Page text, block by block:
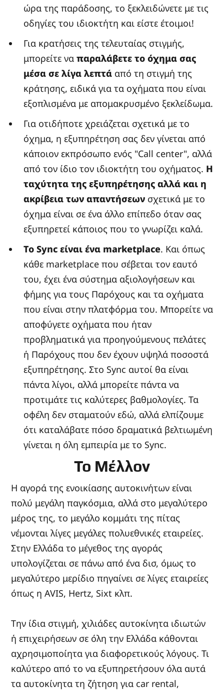
ώρα της παράδοσης, το ξεκλειδώνετε με τις
οδηγίες του ιδιοκτήτη και είστε έτοιμοι!
Για κρατήσεις της τελευταίας στιγμής,
μπορείτε να παραλάβετε το όχημα σας
μέσα σε λίγα λεπτάαπό τη στιγμή της
κράτησης, ειδικά για τα οχήματα που είναι
εξοπλισμένα με απομακρυσμένο ξεκλείδωμα.
Για οτιδήποτε χρειάζεται σχετικά με το
όχημα, η εξυπηρέτηση σας δεν γίνεται από
κάποιον εκπρόσωπο ενός "Call center", αλλά
από τον ίδιο τον ιδιοκτήτη του οχήματος. Η
ταχύτητα της εξυπηρέτησης αλλά και η
ακρίβεια των απαντήσεωνσχετικά με το
όχημα είναι σε ένα άλλο επίπεδο όταν σας
εξυπηρετεί κάποιος που το γνωρίζει καλά.
Το Sync είναι ένα marketplace. Και όπως
κάθε marketplace που σέβεται τον εαυτό
του, έχει ένα σύστημα αξιολογήσεων και
φήμης για τους Παρόχους και τα οχήματα
που είναι στην πλατφόρμα του. Μπορείτε να
αποφύγετε οχήματα που ήταν
προβληματικά για προηγούμενους πελάτες
ή Παρόχους που δεν έχουν υψηλά ποσοστά
εξυπηρέτησης. Στο Sync αυτοί θα είναι
πάντα λίγοι, αλλά μπορείτε πάντα να
προτιμάτε τις καλύτερες βαθμολογίες. Τα
οφέλη δεν σταματούν εδώ, αλλά ελπίζουμε
ότι καταλάβατε πόσο δραματικά βελτιωμένη
γίνεται η όλη εμπειρία με το Sync.
Το Μέλλον
Η αγορά της ενοικίασης αυτοκινήτων είναι
πολύ μεγάλη παγκόσμια, αλλά στο μεγαλύτερο
μέρος της, το μεγάλο κομμάτι της πίτας
νέμονται λίγες μεγάλες πολυεθνικές εταιρείες.
Στην Ελλάδα το μέγεθος της αγοράς
υπολογίζεται σε πάνω από ένα δισ, όμως το
μεγαλύτερο μερίδιο πηγαίνει σε λίγες εταιρείες
όπως η AVIS, Hertz, Sixt κλπ.
Την ίδια στιγμή, χιλιάδες αυτοκίνητα ιδιωτών
ή επιχειρήσεων σε όλη την Ελλάδα κάθονται
αχρησιμοποίητα για διαφορετικούς λόγους. Τι
καλύτερο από το να εξυπηρετήσουν όλα αυτά
τα αυτοκίνητα τη ζήτηση για car rental,